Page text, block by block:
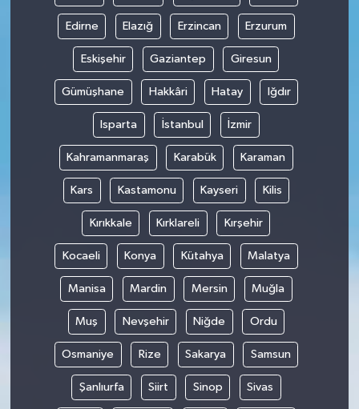
Edirne Elazığ Erzincan Erzurum
Eskişehir Gaziantep Giresun
Gümüşhane Hakkâri Hatay Iğdır
Isparta İstanbul İzmir
Kahramanmaraş Karabük Karaman
Kars Kastamonu Kayseri Kilis
Kırıkkale Kırklareli Kırşehir
Kocaeli Konya Kütahya Malatya
Manisa Mardin Mersin Muğla
Muş Nevşehir Niğde Ordu
Osmaniye Rize Sakarya Samsun
Şanlıurfa Siirt Sinop Sivas